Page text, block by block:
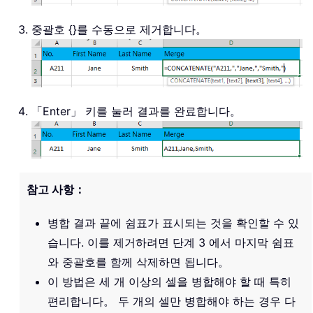
중괄호 {}를 수동으로 제거합니다。
「Enter」 키를 눌러 결과를 완료합니다。
참고 사항：
병합 결과 끝에 쉼표가 표시되는 것을 확인할 수 있
습니다. 이를 제거하려면 단계 3 에서 마지막 쉼표
와 중괄호를 함께 삭제하면 됩니다。
이 방법은 세 개 이상의 셀을 병합해야 할 때 특히
편리합니다。 두 개의 셀만 병합해야 하는 경우 다